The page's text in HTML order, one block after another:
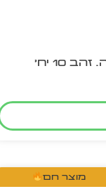
יח'
מוצר חם